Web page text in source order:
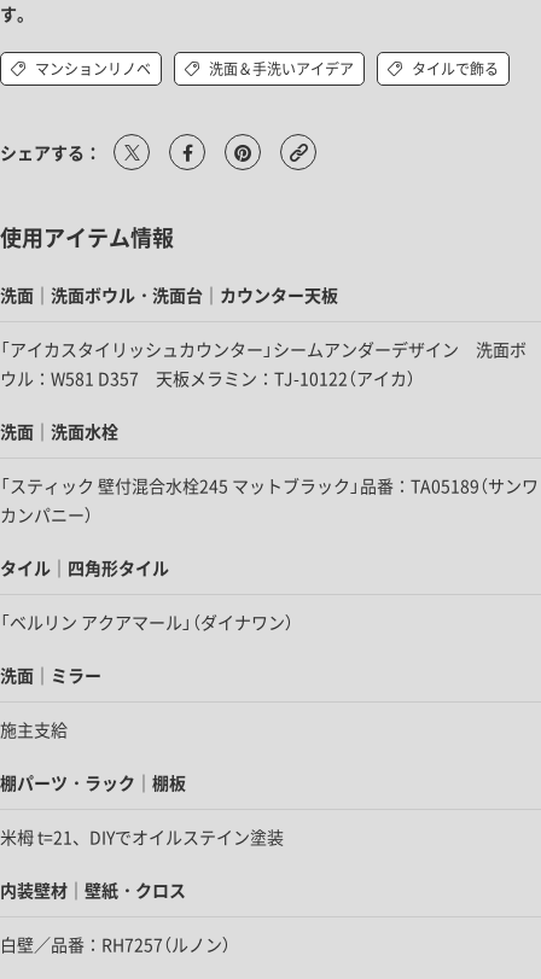
す。
マンションリノベ 洗面＆手洗いアイデア タイルで飾る
シェアする：
使用アイテム情報
洗面｜洗面ボウル・洗面台｜カウンター天板
「アイカスタイリッシュカウンター」シームアンダーデザイン 洗面ボ
ウル：W581 D357 天板メラミン：TJ-10122（アイカ）
洗面｜洗面水栓
「スティック 壁付混合水栓245 マットブラック」品番：TA05189（サンワ
カンパニー）
タイル｜四角形タイル
「ベルリン アクアマール」（ダイナワン）
洗面｜ミラー
施主支給
棚パーツ・ラック｜棚板
米栂 t=21、DIYでオイルステイン塗装
内装壁材｜壁紙・クロス
白壁／品番：RH7257（ルノン）